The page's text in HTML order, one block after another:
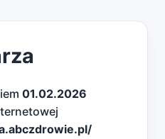
01.02.2026